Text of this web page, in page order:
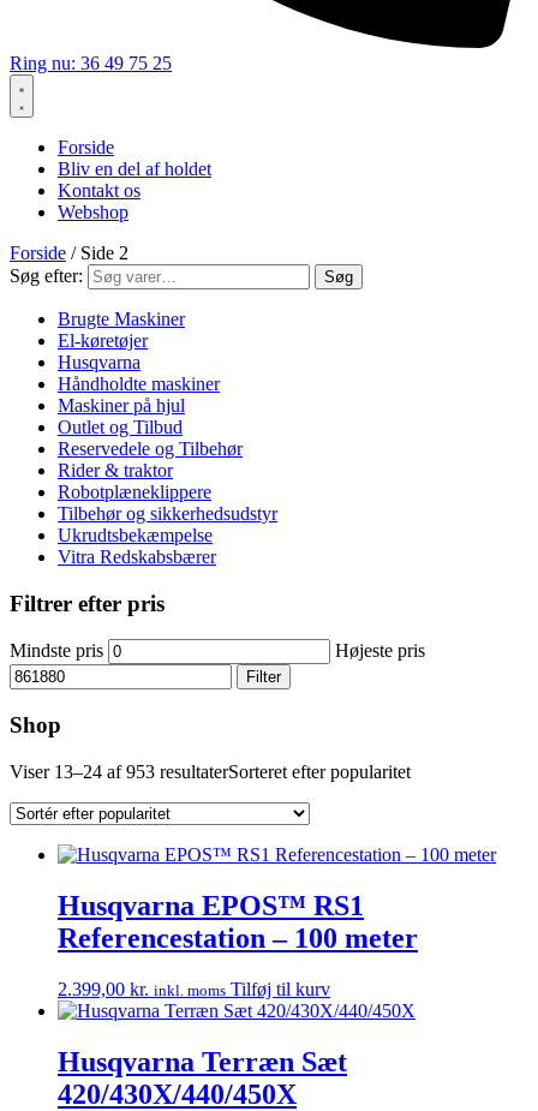
Ring nu: 36 49 75 25
Forside
Bliv en del af holdet
Kontakt os
Webshop
Forside / Side 2
Søg efter:
Søg
Brugte Maskiner
El-køretøjer
Husqvarna
Håndholdte maskiner
Maskiner på hjul
Outlet og Tilbud
Reservedele og Tilbehør
Rider & traktor
Robotplæneklippere
Tilbehør og sikkerhedsudstyr
Ukrudtsbekæmpelse
Vitra Redskabsbærer
Filtrer efter pris
Mindste pris Højeste pris
Filter
Shop
Viser 13–24 af 953 resultaterSorteret efter popularitet
Husqvarna EPOS™ RS1
Referencestation – 100 meter
2.399,00 kr. inkl. moms Tilføj til kurv
Husqvarna Terræn Sæt
420/430X/440/450X